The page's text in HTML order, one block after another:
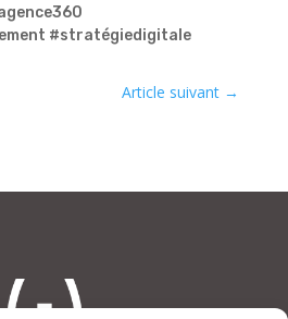
#stratégiedigitale
Article suivant →